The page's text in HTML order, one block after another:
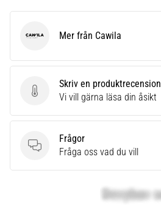
Skriv en produktrecension
Skriv en produktrecension
Vi vill gärna läsa din åsikt
Frågor
Frågor
Fråga oss vad du vill
Cawila Mer från Cawila